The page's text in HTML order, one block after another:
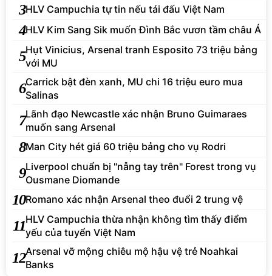
3HLV Campuchia tự tin nếu tái đấu Việt Nam
4HLV Kim Sang Sik muốn Đình Bắc vươn tầm châu Á
5Hụt Vinicius, Arsenal tranh Esposito 73 triệu bảng
với MU
6Carrick bật đèn xanh, MU chi 16 triệu euro mua
Salinas
7Lãnh đạo Newcastle xác nhận Bruno Guimaraes
muốn sang Arsenal
8Man City hét giá 60 triệu bảng cho vụ Rodri
9Liverpool chuẩn bị "nẫng tay trên" Forest trong vụ
Ousmane Diomande
10Romano xác nhận Arsenal theo đuổi 2 trung vệ
11HLV Campuchia thừa nhận không tìm thấy điểm
yếu của tuyển Việt Nam
12Arsenal vỡ mộng chiêu mộ hậu vệ trẻ Noahkai
Banks